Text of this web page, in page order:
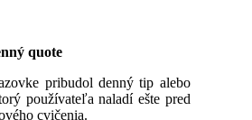
quote
pribudol denný tip alebo
používateľa naladí ešte pred
cvičenia.